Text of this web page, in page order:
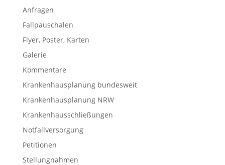
Anfragen
Fallpauschalen
Flyer, Poster, Karten
Galerie
Kommentare
Krankenhausplanung bundesweit
Krankenhausplanung NRW
Krankenhausschließungen
Notfallversorgung
Petitionen
Stellungnahmen